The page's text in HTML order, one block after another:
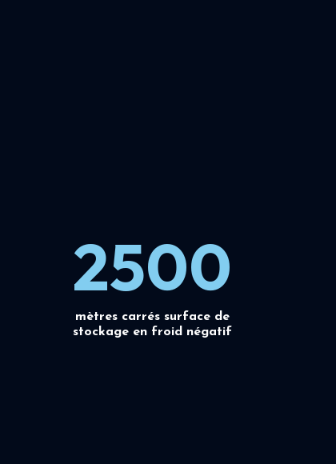
2500
mètres carrés surface de
stockage en froid négatif